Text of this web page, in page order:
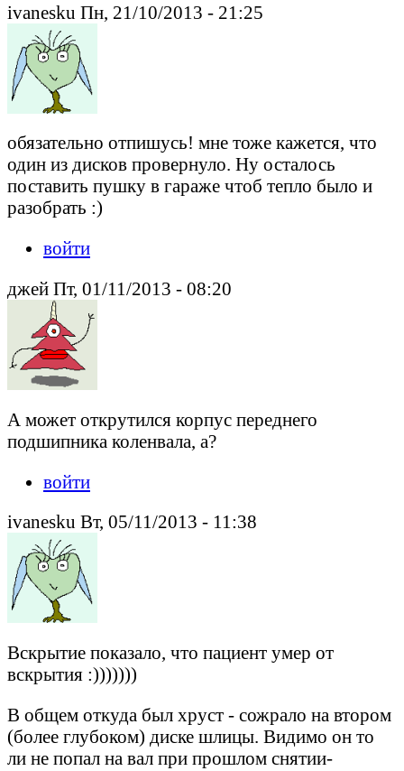
ivanesku Пн, 21/10/2013 - 21:25
обязательно отпишусь! мне тоже кажется, что
один из дисков провернуло. Ну осталось
поставить пушку в гараже чтоб тепло было и
разобрать :)
войти
джей Пт, 01/11/2013 - 08:20
А может открутился корпус переднего
подшипника коленвала, а?
войти
ivanesku Вт, 05/11/2013 - 11:38
Вскрытие показало, что пациент умер от
вскрытия :)))))))
В общем откуда был хруст - сожрало на втором
(более глубоком) диске шлицы. Видимо он то
ли не попал на вал при прошлом снятии-